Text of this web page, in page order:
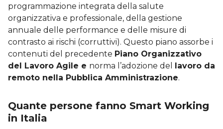
programmazione integrata della salute
organizzativa e professionale, della gestione
annuale delle performance e delle misure di
contrasto ai rischi (corruttivi). Questo piano assorbe i
contenuti del precedente Piano Organizzativo
del Lavoro Agile e norma l’adozione del lavoro da
remoto nella Pubblica Amministrazione.
Quante persone fanno Smart Working
in Italia